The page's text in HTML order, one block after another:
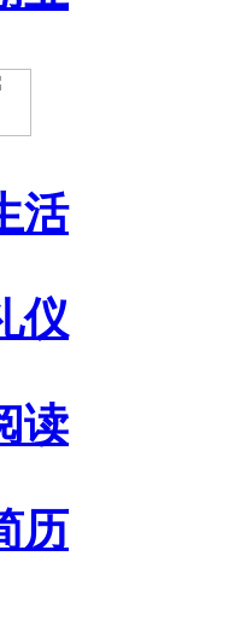
活
仪
读
历